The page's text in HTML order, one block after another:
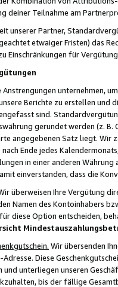
deiner Teilnahme am
unserer Partner,
etwaiger Fristen) das
Einschränkungen für
unternehmen,
Berichte zu erstellen und
sind.
gerundet werden (z.
angegebenen Satz liegt.
Ende jedes
in einer anderen
einverstanden, dass die
überweisen Ihre Vergütung
Namen des Kontoinhabers
diese Option entscheiden,
Wir übersenden
Diese
unterliegen unseren
bis der fällige